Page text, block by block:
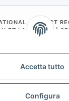
Accetta tutto
Configura
– SELECT
ET LA LANGUE |
IDIOMA
ES